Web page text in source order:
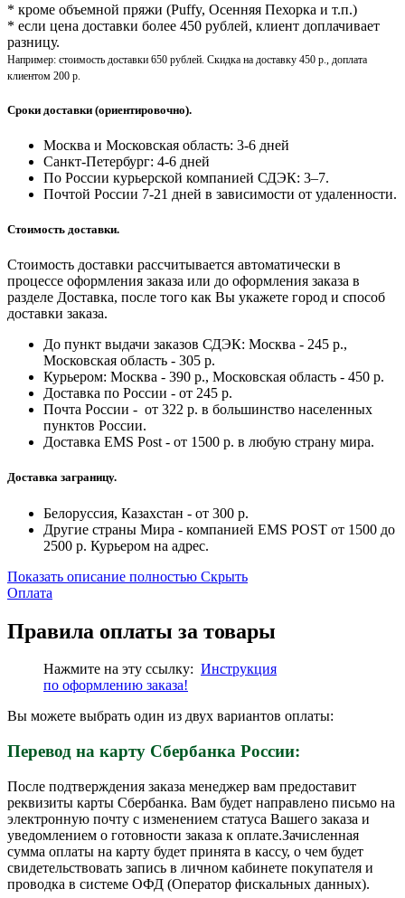
* кроме объемной пряжи (Puffy, Осенняя Пехорка и т.п.)
* если цена доставки более 450 рублей, клиент доплачивает
разницу.
Например: стоимость доставки 650 рублей. Скидка на доставку 450 р., доплата
клиентом 200 р.
Сроки доставки (ориентировочно).
Москва и Московская область: 3-6 дней
Санкт-Петербург: 4-6 дней
По России курьерской компанией СДЭК: 3–7.
Почтой России 7-21 дней в зависимости от удаленности.
Стоимость доставки.
Стоимость доставки рассчитывается автоматически в
процессе оформления заказа или до оформления заказа в
разделе Доставка, после того как Вы укажете город и способ
доставки заказа.
До пункт выдачи заказов СДЭК: Москва - 245 р.,
Московская область - 305 р.
Курьером: Москва - 390 р., Московская область - 450 р.
Доставка по России - от 245 р.
Почта России - от 322 р. в большинство населенных
пунктов России.
Доставка EMS Post - от 1500 р. в любую страну мира.
Доставка заграницу.
Белоруссия, Казахстан - от 300 р.
Другие страны Мира - компанией EMS POST от 1500 до
2500 р. Курьером на адрес.
Показать описание полностью Скрыть
Оплата
Правила оплаты за товары
Нажмите на эту ссылку: Инструкция
по оформлению заказа!
Вы можете выбрать один из двух вариантов оплаты:
Перевод на карту Сбербанка России:
После подтверждения заказа менеджер вам предоставит
реквизиты карты Сбербанка. Вам будет направлено письмо на
электронную почту с изменением статуса Вашего заказа и
уведомлением о готовности заказа к оплате.Зачисленная
сумма оплаты на карту будет принята в кассу, о чем будет
свидетельствовать запись в личном кабинете покупателя и
проводка в системе ОФД (Оператор фискальных данных).